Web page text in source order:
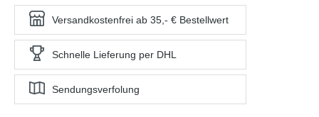
Versandkostenfrei ab 35,- € Bestellwert
Schnelle Lieferung per DHL
Sendungsverfolung